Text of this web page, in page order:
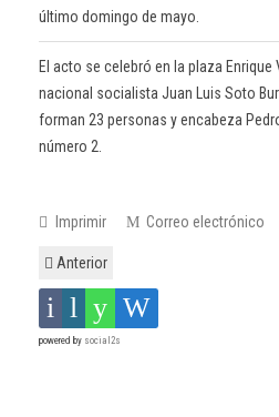
último domingo de mayo.
El acto se celebró en la plaza
nacional socialista Juan Luis Soto
forman 23 personas y encabeza
número 2.
Imprimir Correo electrónico
Anterior
powered by social2s